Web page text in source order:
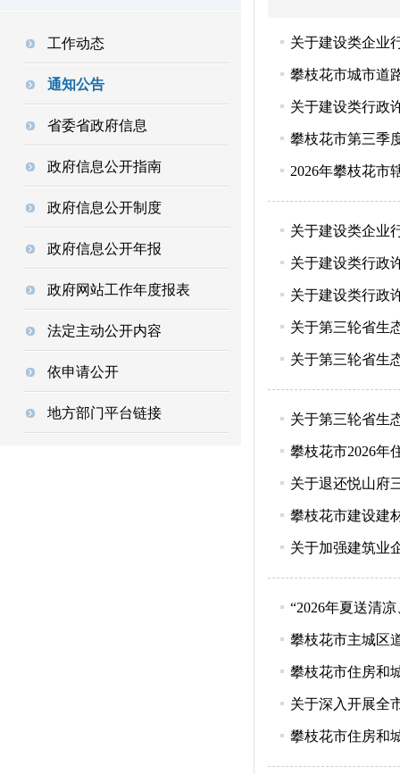
工作动态
通知公告
省委省政府信息
政府信息公开指南
政府信息公开制度
政府信息公开年报
政府网站工作年度报表
法定主动公开内容
依申请公开
地方部门平台链接
关于建设类企业
攀枝花市城市道
关于建设类行政
攀枝花市第三季
2026年攀枝花市
关于建设类企业
关于建设类行政
关于建设类行政
关于第三轮省生
关于第三轮省生
关于第三轮省生
攀枝花市2026年
关于退还悦山府
攀枝花市建设建
关于加强建筑业
“2026年夏送清
攀枝花市主城区
攀枝花市住房和
关于深入开展全
攀枝花市住房和